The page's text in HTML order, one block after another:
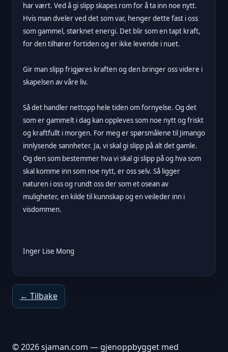
har vært. Ved å gi slipp skapes rom for å ta inn noe nytt.
Hvis man dveler ved det som var, henger dette fast i oss
som gammel, størknet energi. Det blir som en tapt kraft,
for den tilhører fortiden og er ikke levende i nuet.
Gir man slipp frigjøres kraften og den bringer oss videre i
skapelsen av våre liv.
Så det handler nettopp hele tiden om fornyelse. Og det
som er gammelt i dag kan oppleves som noe nytt og friskt
og kraftfullt i morgen. For meg er spørsmålene til Jimango
innlysende sannheter. Ja, vi skal gi slipp på alt det gamle.
Og den som bestemmer hva vi skal gi slipp på og hva som
skal komme inn som noe nytt, er oss selv. Så ligger
naturen i oss og rundt oss der som et osean av
muligheter, en kilde til kunnskap og en veileder inn i
visdommen.
Inger Lise Mong
← Tilbake
© 2026 sjaman.com — gjenoppbygget med